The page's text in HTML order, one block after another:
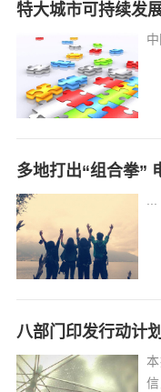
特大城市可持续发
多地打出“组合拳”